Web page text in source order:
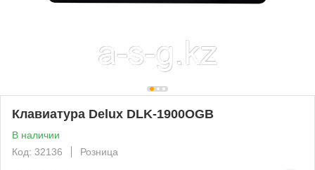
Клавиатура Delux DLK-1900OGB
В наличии
Код: 32136
Розница